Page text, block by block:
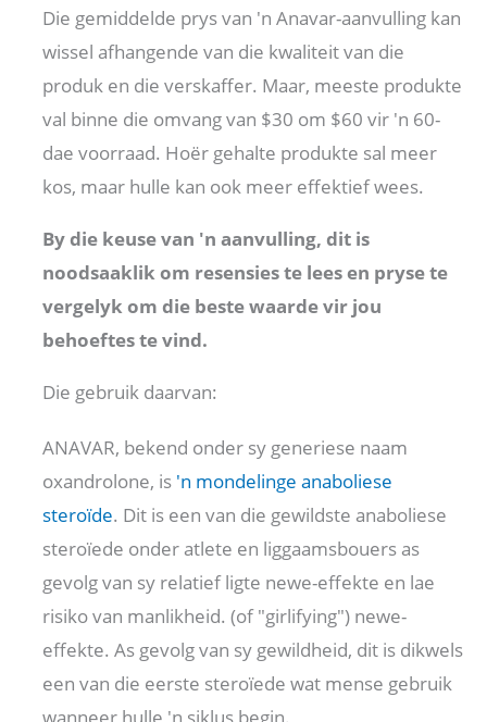
Die gemiddelde prys van 'n Anavar-aanvulling kan
wissel afhangende van die kwaliteit van die
produk en die verskaffer. Maar, meeste produkte
val binne die omvang van $30 om $60 vir 'n 60-
dae voorraad. Hoër gehalte produkte sal meer
kos, maar hulle kan ook meer effektief wees.
By die keuse van 'n aanvulling, dit is
noodsaaklik om resensies te lees en pryse te
vergelyk om die beste waarde vir jou
behoeftes te vind.
Die gebruik daarvan:
ANAVAR, bekend onder sy generiese naam
oxandrolone, is 'n mondelinge anaboliese
steroïde. Dit is een van die gewildste anaboliese
steroïede onder atlete en liggaamsbouers as
gevolg van sy relatief ligte newe-effekte en lae
risiko van manlikheid. (of "girlifying") newe-
effekte. As gevolg van sy gewildheid, dit is dikwels
een van die eerste steroïede wat mense gebruik